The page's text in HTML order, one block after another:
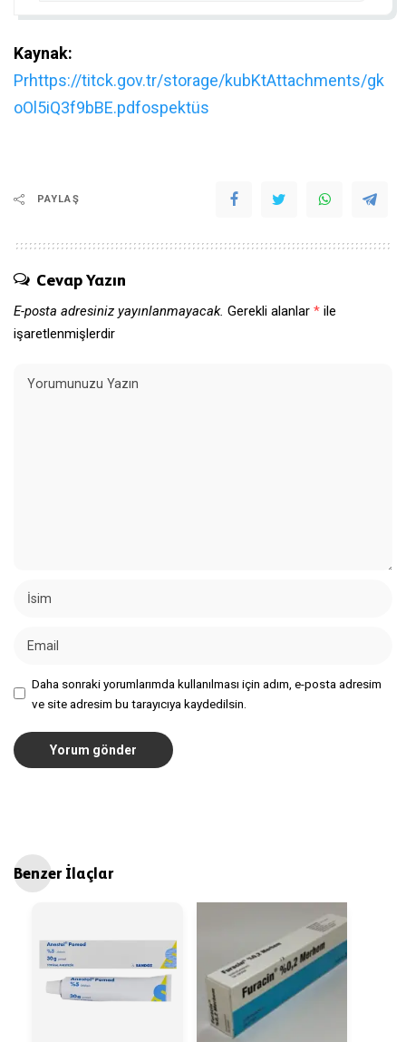
Kaynak:
Prhttps://titck.gov.tr/storage/kubKtAttachments/gk
oOl5iQ3f9bBE.pdfospektüs
PAYLAŞ
Cevap Yazın
E-posta adresiniz yayınlanmayacak. Gerekli alanlar * ile
işaretlenmişlerdir
Daha sonraki yorumlarımda kullanılması için adım, e-posta adresim
ve site adresim bu tarayıcıya kaydedilsin.
Benzer İlaçlar